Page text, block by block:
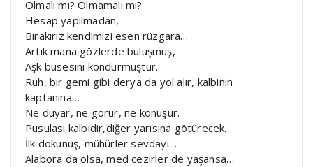
Olmalı mı? Olmamalı mı?
Hesap yapılmadan,
Bırakırız kendimizi esen rüzgara…
Artık mana gözlerde buluşmuş,
Aşk busesini kondurmuştur.
Ruh, bir gemi gibi derya da yol alır, kalbinin
kaptanına…
Ne duyar, ne görür, ne konuşur.
Pusulası kalbidir,diğer yarısına götürecek.
İlk dokunuş, mühürler sevdayı…
Alabora da olsa, med cezirler de yaşansa…